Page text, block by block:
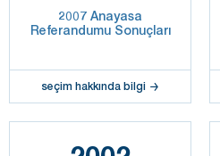
2007 Anayasa
Referandumu Sonuçları
seçim hakkında bilgi